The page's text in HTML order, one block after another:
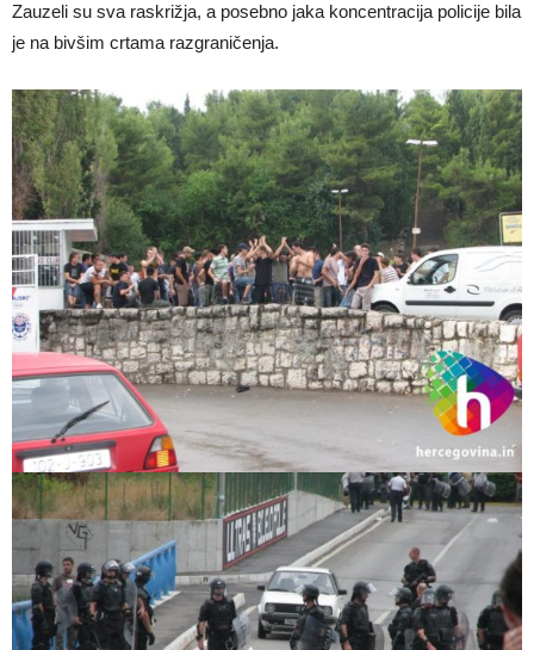
Zauzeli su sva raskrižja, a posebno jaka koncentracija policije bila
je na bivšim crtama razgraničenja.